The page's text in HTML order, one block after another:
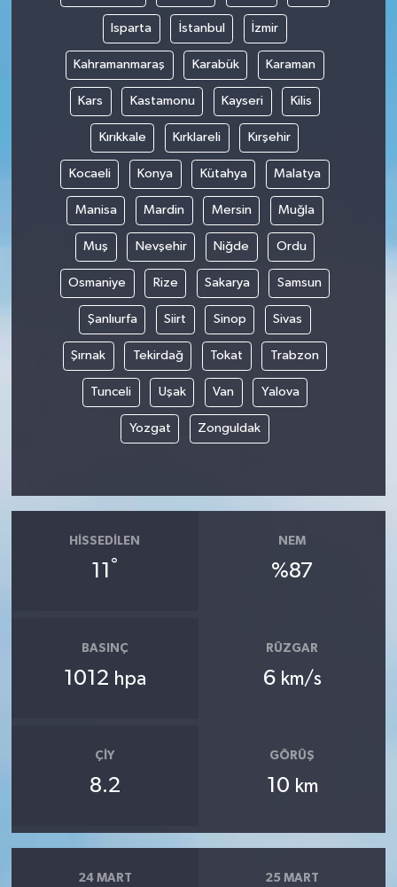
Isparta İstanbul İzmir
Kahramanmaraş Karabük Karaman
Kars Kastamonu Kayseri Kilis
Kırıkkale Kırklareli Kırşehir
Kocaeli Konya Kütahya Malatya
Manisa Mardin Mersin Muğla
Muş Nevşehir Niğde Ordu
Osmaniye Rize Sakarya Samsun
Şanlıurfa Siirt Sinop Sivas
Şırnak Tekirdağ Tokat Trabzon
Tunceli Uşak Van Yalova
Yozgat Zonguldak
HISSEDILEN
11 °
NEM
%87
BASINÇ
1012 hpa
RÜZGAR
6 km/s
ÇIY
8.2
GÖRÜŞ
10 km
24 MART 25 MART